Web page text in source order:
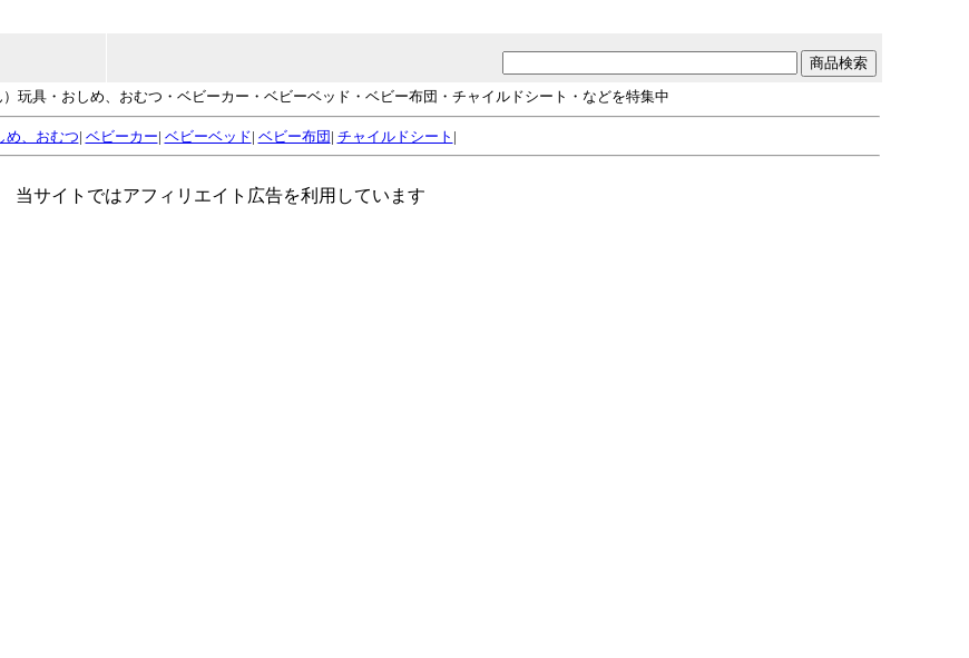
玩具・おしめ、おむつ・ベビーカー・ベビーベッド・ベビー布団・チャイルドシート・などを特集中
め、おむつ| ベビーカー| ベビーベッド| ベビー布団 | チャイルドシート |
当サイトではアフィリエイト広告を利用しています